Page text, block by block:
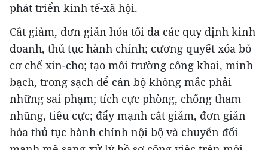
phát triển kinh tế-xã hội.
Cắt giảm, đơn giản hóa tối đa các quy định kinh
doanh, thủ tục hành chính; cương quyết xóa bỏ
cơ chế xin-cho; tạo môi trường công khai, minh
bạch, trong sạch để cán bộ không mắc phải
những sai phạm; tích cực phòng, chống tham
nhũng, tiêu cực; đẩy mạnh cắt giảm, đơn giản
hóa thủ tục hành chính nội bộ và chuyển đổi